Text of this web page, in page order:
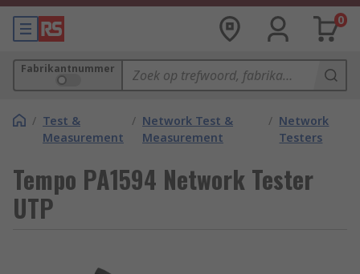
0
Fabrikantnummer
/ Test &
Measurement
/ Network Test &
Measurement
/ Network
Testers
Tempo PA1594 Network Tester
UTP